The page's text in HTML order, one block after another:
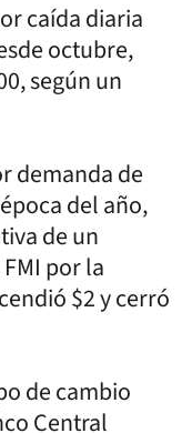
caída diaria
octubre,
según un
demanda de
del año,
de un
por la
$2 y cerró
de cambio
Central